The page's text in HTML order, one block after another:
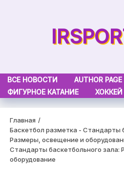
ВСЕ НОВОСТИ AUTHOR PAGE
ФИГУРНОЕ КАТАНИЕ
ХОККЕЙ
Главная
Баскетбол разметка - Стандарты
Размеры, освещение и
Стандарты баскетбольного зала:
оборудование